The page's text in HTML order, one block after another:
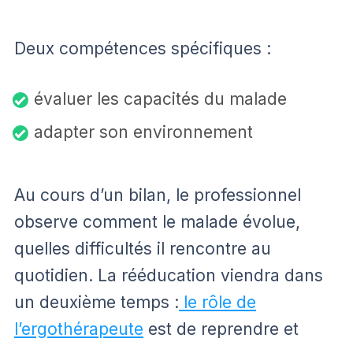
Deux compétences spécifiques :
évaluer les capacités du malade
adapter son environnement
Au cours d’un bilan, le professionnel
observe comment le malade évolue,
quelles difficultés il rencontre au
quotidien. La rééducation viendra dans
un deuxième temps : le rôle de
l’ergothérapeute est de reprendre et